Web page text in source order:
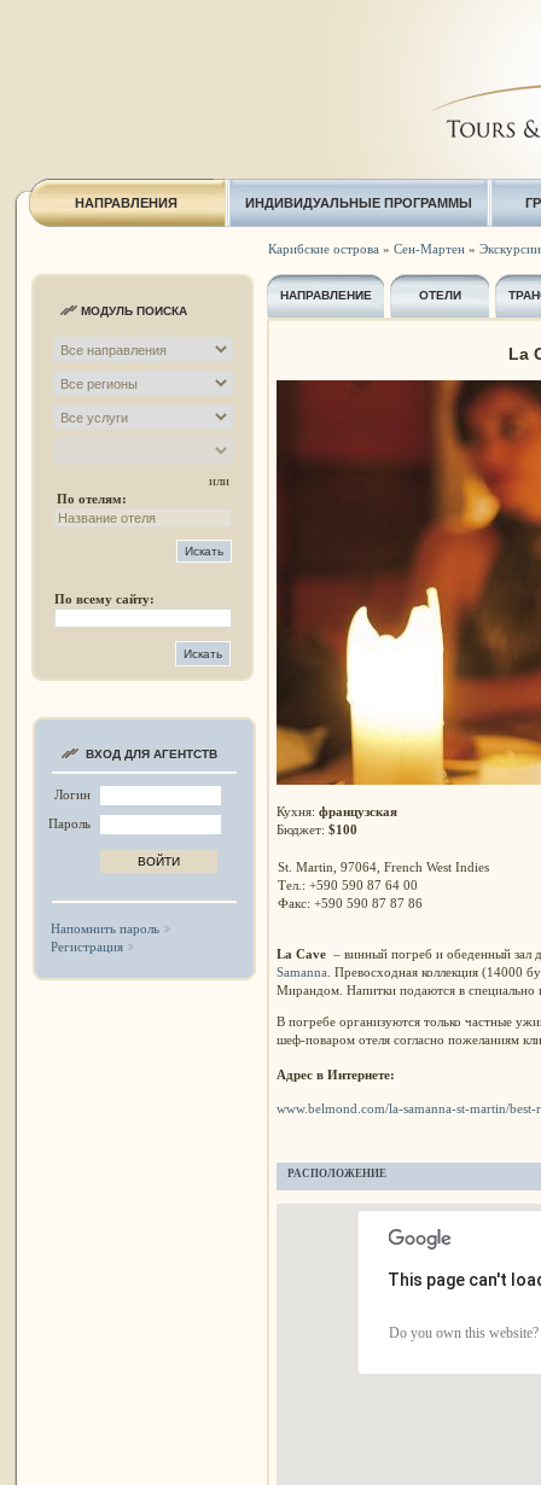
НАПРАВЛЕНИЯ ИНДИВИДУАЛЬНЫЕ ПРОГРАММЫ
МОДУЛЬ ПОИСКА
или
По отелям:
По всему сайту:
ВХОД ДЛЯ АГЕНТСТВ
Логин
Пароль
Напомнить пароль
Регистрация
Карибские острова » Сен-Мартен»
НАПРАВЛЕНИЕ ОТЕЛИ
La
Кухня: французская
Бюджет: $100
St. Martin, 97064, French West Indies
Тел.: +590 590 87 64 00
Факс: +590 590 87 87 86
La Cave – винный погреб и обеденный зал
Samanna . Превосходная коллекция (14000
Мирандом. Напитки подаются в специально
В погребе организуются только частные
шеф-поваром отеля согласно пожеланиям
Адрес в Интернете:
www.belmond.com/la-samanna-st-martin/
РАСПОЛОЖЕНИЕ
This page can't
Do you own this website?